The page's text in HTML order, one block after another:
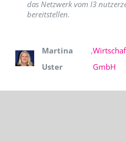
das Netzwerk vom I3
bereitstellen.
Martina
Uster
,
GmbH